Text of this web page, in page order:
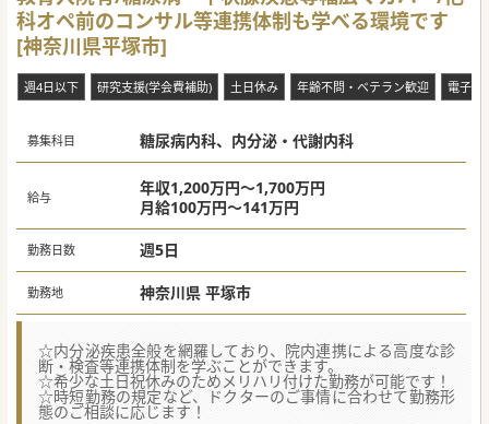
科オペ前のコンサル等連携体制も学べる環境です
[神奈川県平塚市]
週4日以下 研究支援(学会費補助) 土日休み 年齢不問・ベテラン歓迎 電子カ
募集科目 糖尿病内科、内分泌・代謝内科
給与
年収1,200万円～1,700万円
月給100万円～141万円
勤務日数 週5日
勤務地 神奈川県 平塚市
☆内分泌疾患全般を網羅しており、院内連携による高度な診
断・検査等連携体制を学ぶことができます。
☆希少な土日祝休みのためメリハリ付けた勤務が可能です！
☆時短勤務の規定など、ドクターのご事情に合わせて勤務形
態のご相談に応じます！